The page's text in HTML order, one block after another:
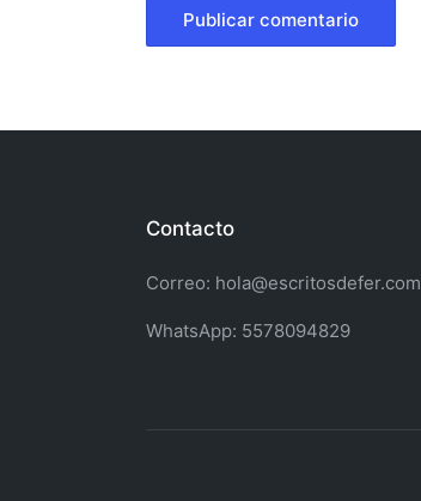
Contacto
Correo: hola@escritosdefer.com
WhatsApp: 5578094829